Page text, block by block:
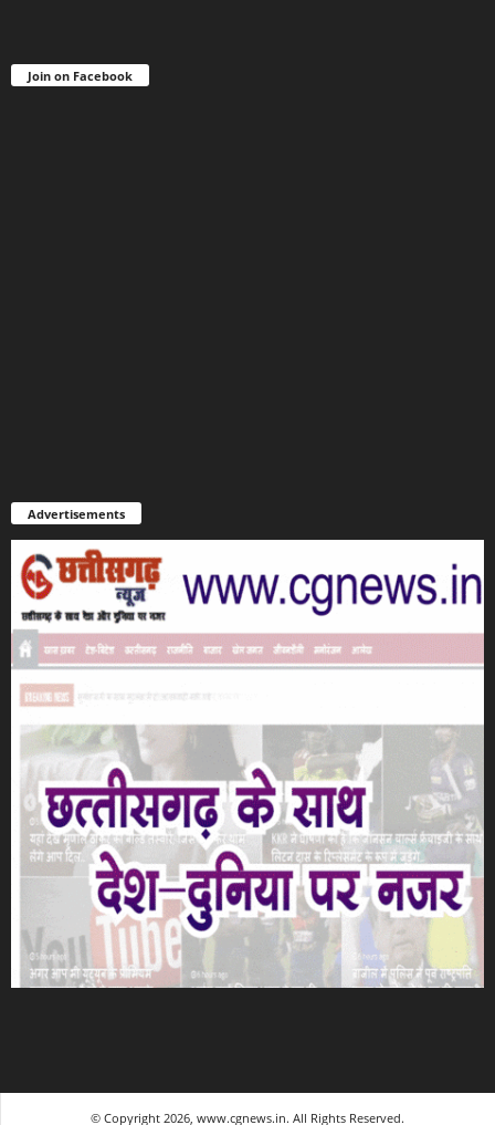
Join on Facebook
Advertisements
© Copyright 2026, www.cgnews.in. All Rights Reserved.